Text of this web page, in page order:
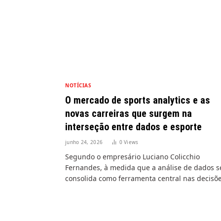
NOTÍCIAS
O mercado de sports analytics e as
novas carreiras que surgem na
interseção entre dados e esporte
junho 24, 2026 0Views
Segundo o empresário Luciano Colicchio
Fernandes, à medida que a análise de dados
consolida como ferramenta central nas